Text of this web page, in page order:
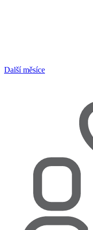
Další měsíce